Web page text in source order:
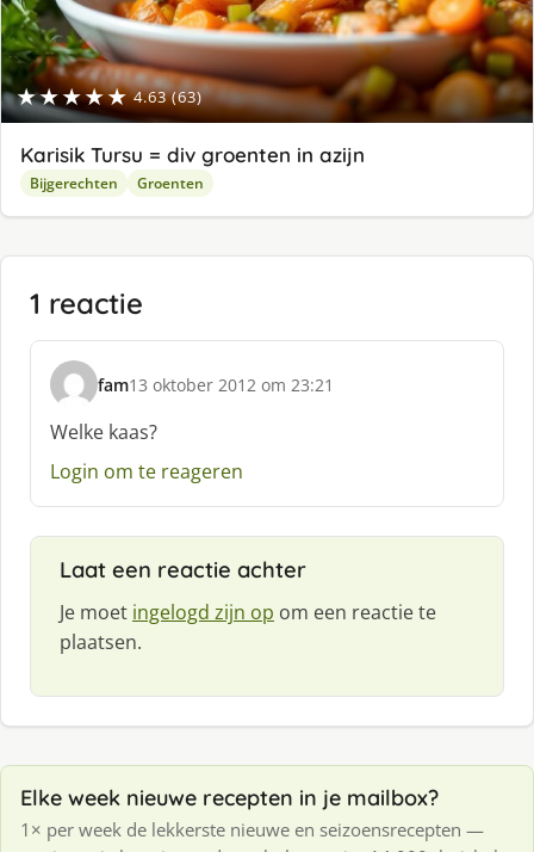
★★★★★ 4.63 (63)
Karisik Tursu = div groenten in azijn
Bijgerechten Groenten
1 reactie
fam
s
c
h
r
13 oktober 2012 om 23:21
Welke kaas?
Login om te reageren
Laat een reactie achter
Je moet ingelogd zijn op om een reactie te
plaatsen.
Elke week nieuwe recepten in je mailbox?
1× per week de lekkerste nieuwe en seizoensrecepten —